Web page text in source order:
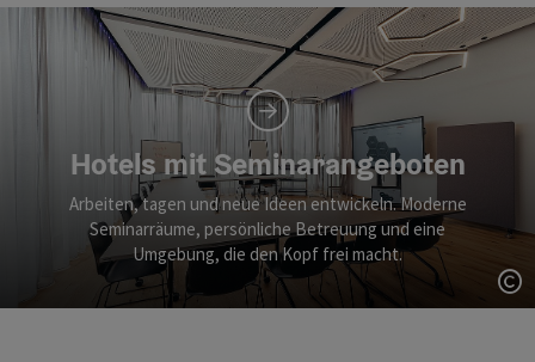
Hotels mit Seminarangeboten
Arbeiten, tagen und neue Ideen entwickeln. Moderne
Seminarräume, persönliche Betreuung und eine
Umgebung, die den Kopf frei macht.